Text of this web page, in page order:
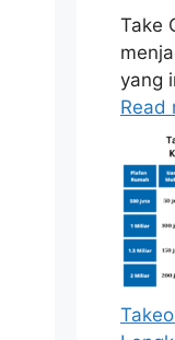
Take
yang
Read